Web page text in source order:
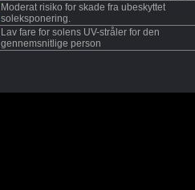
Moderat risiko for skade fra ubeskyttet
soleksponering.
Lav fare for solens UV-stråler for den
gennemsnitlige person